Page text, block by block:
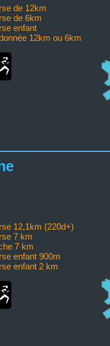
de 12km
de 6km
enfant
12km ou 6km
12,1km (220d+)
7 km
7 km
enfant 900m
enfant 2 km